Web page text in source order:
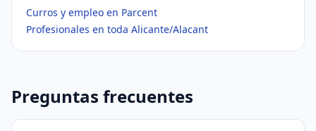
Curros y empleo en Parcent
Profesionales en toda Alicante/Alacant
Preguntas frecuentes